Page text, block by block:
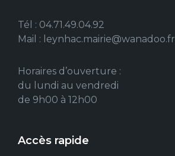
Tél : 04.71.49.04.92
Mail : leynhac.mairie@wanadoo.fr
Horaires d’ouverture :
du lundi au vendredi
de 9h00 à 12h00
Accès rapide